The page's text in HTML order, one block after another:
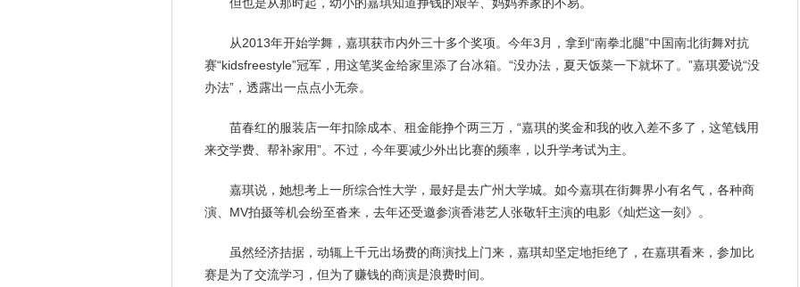
从2013年开始学舞，嘉琪获市内外三十多个奖项。今年3月，拿到“南拳北腿”中国南北街舞对抗
赛“kidsfreestyle”冠军，用这笔奖金给家里添了台冰箱。“没办法， 夏天饭菜一下就坏了。”嘉琪爱说“没
办法”，透露出一点点小无奈。
苗春红的服装店一年扣除成本、租金能挣个两三万，“嘉琪的奖金和我的收入差不多了，这笔钱用
来交学费、帮补家用”。不过，今年要减少外出比赛的频率，以升学考试为主。
嘉琪说，她想考上一所综合性大学，最好是去广州大学城。如今嘉琪在街舞界小有名气，各种商
演、MV拍摄等机会纷至沓来，去年还受邀参演香港艺人张敬轩主演的电影《灿烂这一刻》。
虽然经济拮据，动辄上千元出场费的商演找上门来，嘉琪却坚定地拒绝了，在嘉琪看来，参加比
赛是为了交流学习，但为了赚钱的商演是浪费时间。